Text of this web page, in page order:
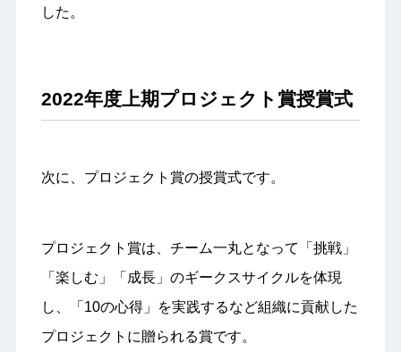
した。
2022年度上期プロジェクト賞授賞式
次に、プロジェクト賞の授賞式です。
プロジェクト賞は、チーム一丸となって「挑戦」
「楽しむ」「成長」のギークスサイクルを体現
し、「10の心得」を実践するなど組織に貢献した
プロジェクトに贈られる賞です。